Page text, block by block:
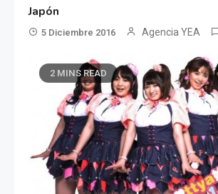
Japón
5 Diciembre 2016 Agencia YEA
2 MINS READ